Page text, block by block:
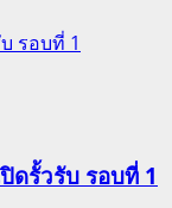
รอบที่ 1
ดรั้วรับ รอบที่ 1